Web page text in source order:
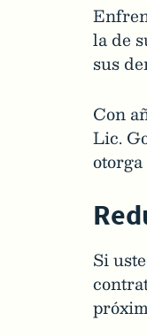
la de
sus
Con
Lic.
Si